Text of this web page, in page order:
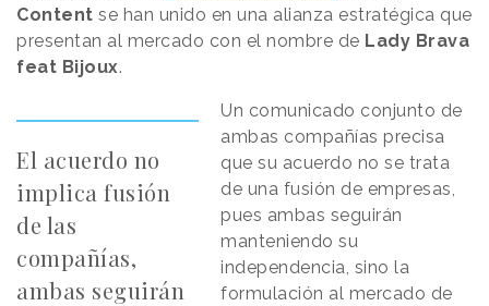
Content se han unido en una alianza estratégica que
presentan al mercado con el nombre de Lady Brava
feat Bijoux.
El acuerdo no
implica fusión
de las
compañías,
ambas seguirán
Un comunicado conjunto de
ambas compañías precisa
que su acuerdo no se trata
de una fusión de empresas,
pues ambas seguirán
manteniendo su
independencia, sino la
formulación al mercado de